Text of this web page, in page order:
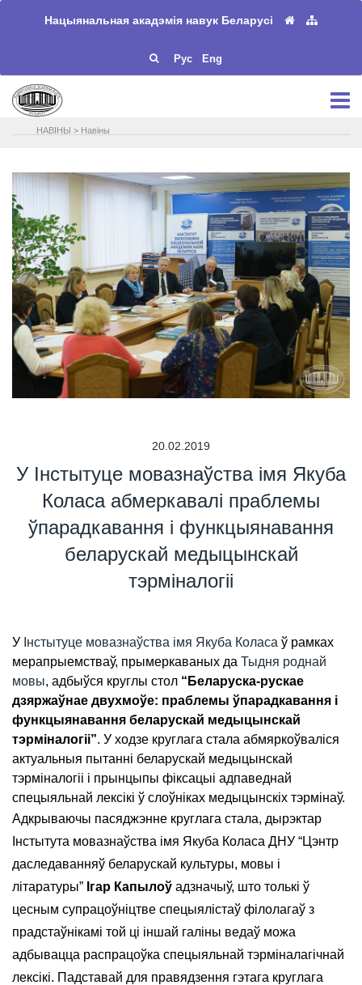
Нацыянальная акадэмія навук Беларусі
Рус Eng
НАВIНЫ > Навіны
20.02.2019
У Інстытуце мовазнаўства імя Якуба
Коласа абмеркавалі праблемы
ўпарадкавання і функцыянавання
беларускай медыцынскай
тэрміналогіі
У Інстытуце мовазнаўства імя Якуба Коласа ў рамках
мерапрыемстваў, прымеркаваных да Тыдня роднай
мовы, адбыўся круглы стол “Беларуска-рускае
дзяржаўнае двухмоўе: праблемы ўпарадкавання і
функцыянавання беларускай медыцынскай
тэрміналогіі”. У ходзе круглага стала абмяркоўваліся
актуальныя пытанні беларускай медыцынскай
тэрміналогіі і прынцыпы фіксацыі адпаведнай
спецыяльнай лексікі ў слоўніках медыцынскіх тэрмінаў.
Адкрываючы пасяджэнне круглага стала, дырэктар
Інстытута мовазнаўства імя Якуба Коласа ДНУ “Цэнтр
даследаванняў беларускай культуры, мовы і
літаратуры” Ігар Капылоў адзначыў, што толькі ў
цесным супрацоўніцтве спецыялістаў філолагаў з
прадстаўнікамі той ці іншай галіны ведаў можа
адбывацца распрацоўка спецыяльнай тэрміналагічнай
лексікі. Падставай для правядзення гэтага круглага